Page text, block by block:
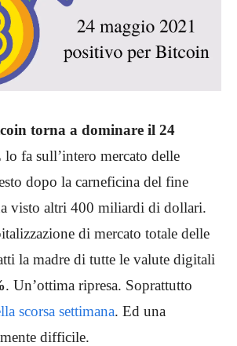
torna a dominare il 24
lo fa sull’intero mercato delle
dopo la carneficina del fine
visto altri 400 miliardi di dollari.
di mercato totale delle
la madre di tutte le valute digitali
. Un’ottima ripresa. Soprattutto
scorsa settimana. Ed una
difficile.